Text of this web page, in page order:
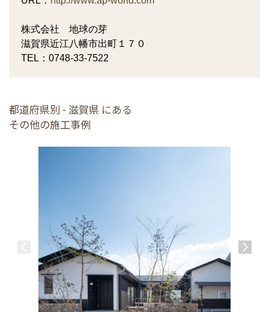
株式会社 地球の芽
滋賀県近江八幡市出町１７０
TEL：0748-33-7522
都道府県別 - 滋賀県 にある
その他の施工事例